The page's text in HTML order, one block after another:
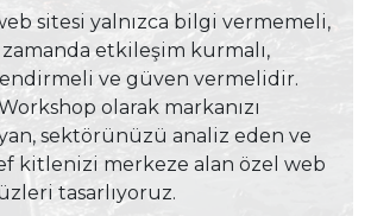
sitesi yalnızca bilgi vermemeli,
zamanda etkileşim kurmalı,
ve güven vermelidir.
olarak markanızı
sektörünüzü analiz eden ve
kitlenizi merkeze alan özel web
tasarlıyoruz.